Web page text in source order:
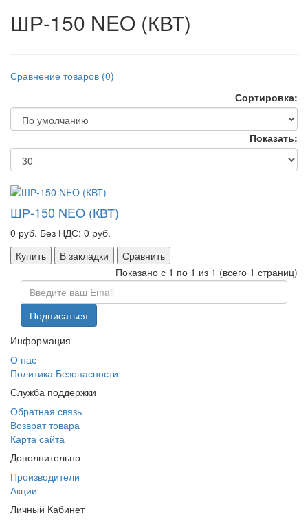
ШР-150 NEO (КВТ)
Сравнение товаров (0)
Сортировка:
Показать:
ШР-150 NEO (КВТ)
0 руб. Без НДС: 0 руб.
Купить
В закладки
Сравнить
Показано с 1 по 1 из 1 (всего 1 страниц)
Информация
О нас
Политика Безопасности
Служба поддержки
Обратная связь
Возврат товара
Карта сайта
Дополнительно
Производители
Акции
Личный Кабинет